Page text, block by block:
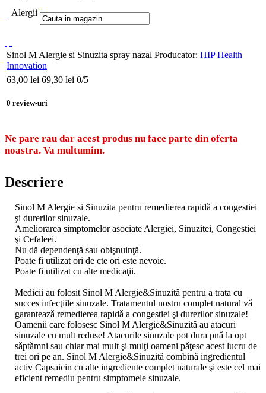
Alergii
Sinol M Alergie si Sinuzita spray nazal Producator: HIP Health
Innovation
63,00 lei 69,30 lei 0/5
0 review-uri
Ne pare rau dar acest produs nu face parte din oferta
noastra. Va multumim.
Descriere
Sinol M Alergie si Sinuzita pentru remedierea rapidǎ a congestiei
şi durerilor sinuzale.
Ameliorarea simptomelor asociate Alergiei, Sinuzitei, Congestiei
şi Cefaleei.
Nu dă dependenţă sau obişnuinţă.
Poate fi utilizat ori de cte ori este nevoie.
Poate fi utilizat cu alte medicaţii.
Medicii au folosit Sinol M Alergie&Sinuzitǎ pentru a trata cu
succes infecţiile sinuzale. Tratamentul nostru complet natural vǎ
garanteazǎ remedierea rapidǎ a congestiei şi durerilor sinuzale!
Oamenii care folosesc Sinol M Alergie&Sinuzitǎ au atacuri
sinuzale cu mult reduse! Atacurile sinuzale pot dura pnǎ la opt
sǎptǎmni sau chiar mai mult şi mulţi oameni pǎţesc acest lucru de
trei ori pe an. Sinol M Alergie&Sinuzitǎ combinǎ ingredientul
activ Capsaicin cu alte ingrediente complet naturale şi este cel mai
eficient remediu pentru simptomele sinuzale.